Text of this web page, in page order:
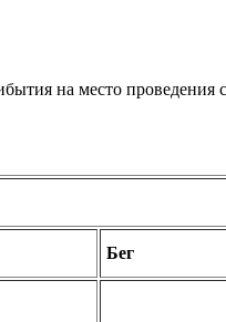
на место проведения
Бег